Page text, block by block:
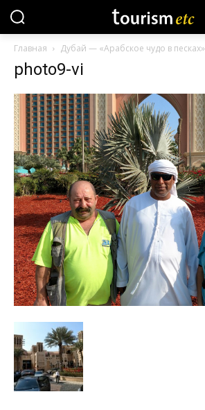
Главная Дубай — «Арабское чудо в песках»
photo9-vi